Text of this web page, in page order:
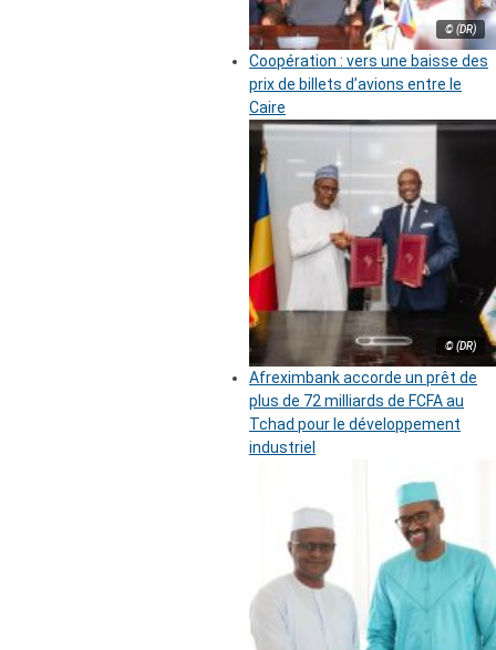
© (DR)
Coopération : vers une baisse des
prix de billets d’avions entre le
Caire
© (DR)
Afreximbank accorde un prêt de
plus de 72 milliards de FCFA au
Tchad pour le développement
industriel